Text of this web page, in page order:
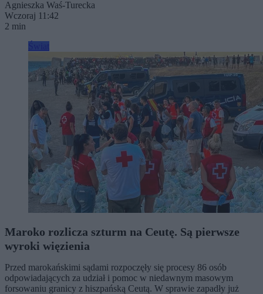
Agnieszka Waś-Turecka
Wczoraj 11:42
2 min
Maroko rozlicza szturm na Ceutę. Są pierwsze
wyroki więzienia
Przed marokańskimi sądami rozpoczęły się procesy 86 osób
odpowiadających za udział i pomoc w niedawnym masowym
forsowaniu granicy z hiszpańską Ceutą. W sprawie zapadły już